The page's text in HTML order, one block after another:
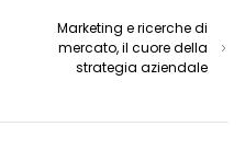
Marketing e ricerche di
mercato, il cuore della
strategia aziendale